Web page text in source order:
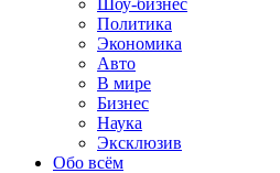
Шоу-бизнес
Политика
Экономика
Авто
В мире
Бизнес
Наука
Эксклюзив
Обо всём